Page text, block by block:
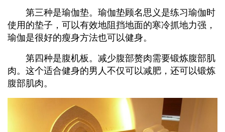
第三种是瑜伽垫。瑜伽垫顾名思义是练习瑜伽时
使用的垫子，可以有效地阻挡地面的寒冷抓地力强，
瑜伽是很好的瘦身方法也可以健身。
第四种是腹机板。减少腹部赘肉需要锻炼腹部肌
肉。这个适合健身的男人不仅可以减肥，还可以锻炼
腹部肌肉。